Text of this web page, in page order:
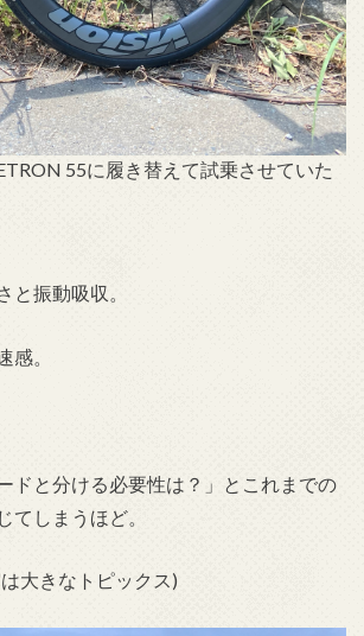
55に履き替えて試乗させていた
振動吸収。
。
ドと分ける必要性は？」とこれまでの
しまうほど。
大きなトピックス)